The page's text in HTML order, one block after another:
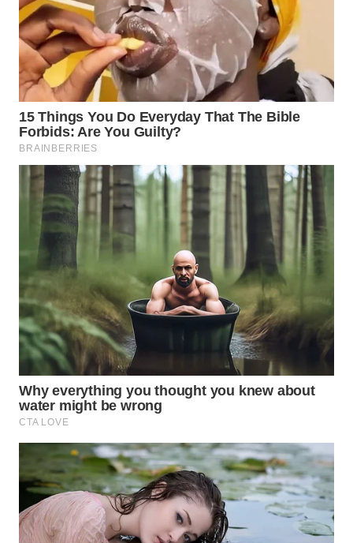
SULUT
WN
MALUKU
WN
MALUT
WN
DAIRI
WN
DANAU
TOBA
WN
NIAS
WN
LANGKAT
WN
SELATAN
WN
TANJUNG
LESUNG